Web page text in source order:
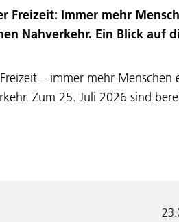
Freizeit: Immer mehr
Nahverkehr. Ein Blick auf
– immer mehr Menschen
Zum 25. Juli 2026 sind